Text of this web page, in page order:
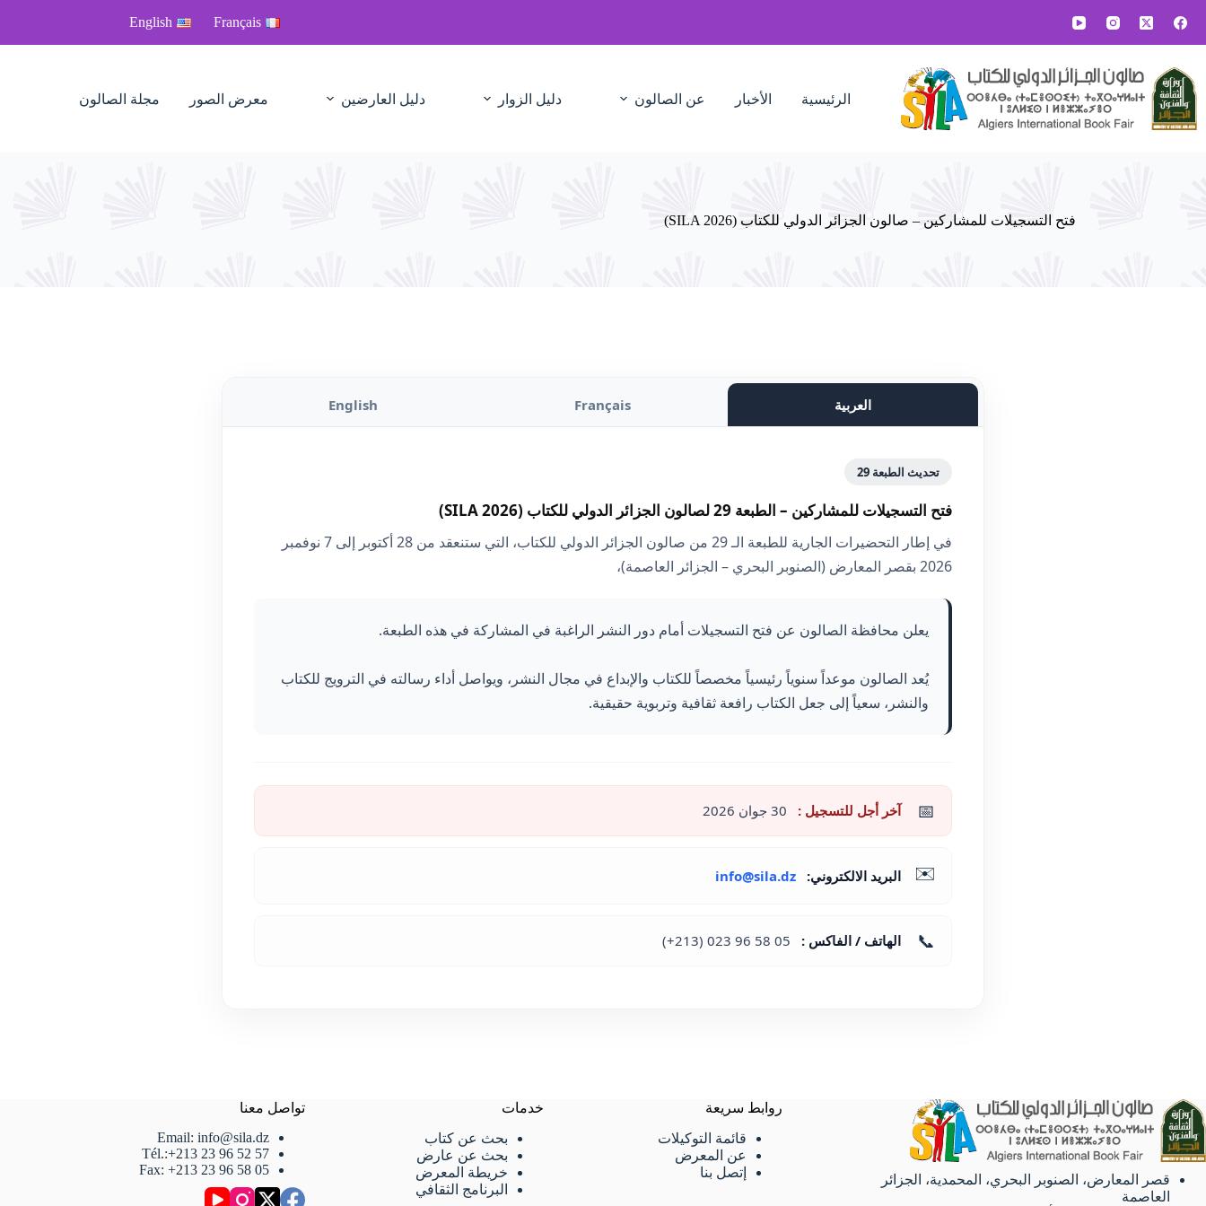
Français
English
الرئيسية الأخبار عن الصالون دليل الزوار دليل العارضين معرض الصور مجلة الصالون
فتح التسجيلات للمشاركين – صالون الجزائر الدولي للكتاب (SILA 2026)
العربية Français
English
تحديث الطبعة 29
فتح التسجيلات للمشاركين – الطبعة 29 لصالون الجزائر الدولي للكتاب (SILA 2026)
في إطار التحضيرات الجارية للطبعة الـ 29 من صالون الجزائر الدولي للكتاب، التي ستنعقد من 28 أكتوبر إلى 7 نوفمبر
2026 بقصر المعارض (الصنوبر البحري – الجزائر العاصمة)،
يعلن محافظة الصالون عن فتح التسجيلات أمام دور النشر الراغبة في المشاركة في هذه الطبعة.
يُعد الصالون موعداً سنوياً رئيسياً مخصصاً للكتاب والإبداع في مجال النشر، ويواصل أداء رسالته في الترويج للكتاب
والنشر، سعياً إلى جعل الكتاب رافعة ثقافية وتربوية حقيقية.
📅 آخر أجل للتسجيل : 30 جوان 2026
✉️ البريد الالكتروني: info@sila.dz
📞 الهاتف / الفاكس : (+213) 023 96 58 05
قصر المعارض، الصنوبر البحري، المحمدية، الجزائر
العاصمة
روابط سريعة
قائمة التوكيلات
عن المعرض
إتصل بنا
خدمات
بحث عن كتاب
بحث عن عارض
خريطة المعرض
البرنامج الثقافي
تواصل معنا
Email: info@sila.dz
Tél.:+213 23 96 52 57
Fax: +213 23 96 58 05